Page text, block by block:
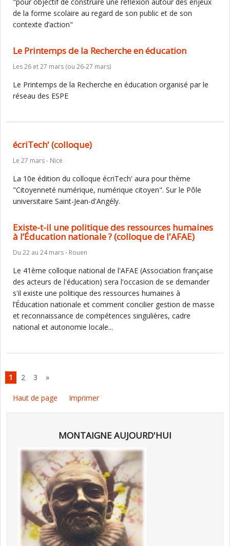
de la forme scolaire au regard de son public et de son
contexte d’action"
Le Printemps de la Recherche en éducation
Les 26 et 27 mars (ou 26-27 mars)
Le Printemps de la Recherche en éducation organisé par le
réseau des ESPE
écriTech' (colloque)
Le 27 mars - Nice
La 10e édition du colloque écriTech' aura pour thème
"Citoyenneté numérique, numérique citoyen". Sur le Pôle
universitaire Saint-Jean-d'Angély.
Existe-t-il une politique des ressources humaines
à l’Éducation nationale ? (colloque de l'AFAE)
Du 22 au 24 mars - Rouen
Le 41ème colloque national de l'AFAE (Association française
des acteurs de l'éducation) sera l'occasion de se demander
s'il existe une politique des ressources humaines à
l’Éducation nationale et comment concilier gestion de masse
et reconnaissance de compétences singulières, cadre
national et autonomie locale...
1 2 3 »
Haut de page Imprimer
MONTAIGNE AUJOURD'HUI